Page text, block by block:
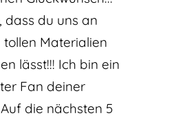
dass du uns an
tollen Materialien
lässt!!! Ich bin ein
Fan deiner
Auf die nächsten 5